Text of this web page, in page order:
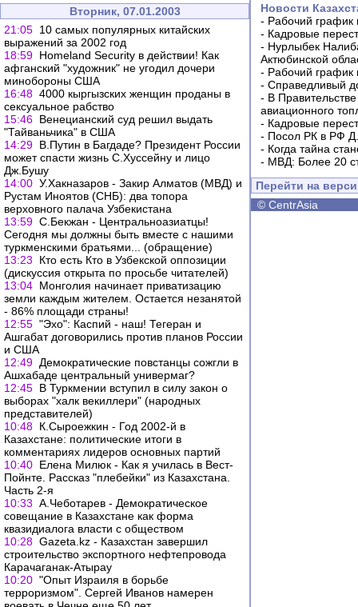
Вторник, 07.01.2003
21:05 10 самых популярных китайских
выражений за 2002 год
18:59 Homeland Security в действии! Как
афганский "художник" не угодил дочери
минобороны США
16:48 4000 кыргызских женщин проданы в
сексуальное рабство
15:46 Венецианский суд решил выдать
"Тайваньчика" в США
14:29 В.Путин в Багдаде? Президент России
может спасти жизнь С.Хуссейну и лицо
Дж.Бушу
14:00 У.Хакназаров - Закир Алматов (МВД) и
Рустам Иноятов (СНБ): два топора
верховного палача Узбекистана
13:59 С.Бекжан - Центральноазиатцы!
Сегодня мы должны быть вместе с нашими
туркменскими братьями... (обращение)
13:23
Кто есть Кто в Узбекской оппозиции
(дискуссия открыта по просьбе читателей)
13:04 Монголия начинает приватизацию
земли каждым жителем. Остается незанятой
- 86% площади страны!
12:55 "Эхо": Каспий - наш! Тегеран и
Ашгабат договорились против планов России
и США
12:49 Демократические повстанцы сожгли в
Ашхабаде центральный универмаг?
12:45 В Туркмении вступил в силу закон о
выборах "халк векиллери" (народных
представителей)
10:48 К.Сыроежкин - Год 2002-й в
Казахстане: политические итоги в
комментариях лидеров основных партий
10:40 Елена Милюк - Как я училась в Вест-
Пойнте. Рассказ "плебейки" из Казахстана.
Часть 2-я
10:33 А.Чеботарев - Демократическое
совещание в Казахстане как форма
квазидиалога власти с обществом
10:28 Gazeta.kz - Казахстан завершил
строительство экспортного нефтепровода
Карачаганак-Атырау
10:20 "Опыт Израиля в борьбе
терроризмом". Сергей Иванов намерен
Новости
- Рабочий график
- Кадровые
- Нурлыбек
Актюбинской
- Рабочий график
- Справедливый
- В
авиационного
- Кадровые
- Посол РК в РФ
- Когда тайна
- МВД: Более 20
Перейти на
© CentrAsia